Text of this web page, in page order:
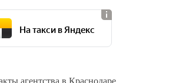
На такси в Яндекс
агентства в Краснодаре